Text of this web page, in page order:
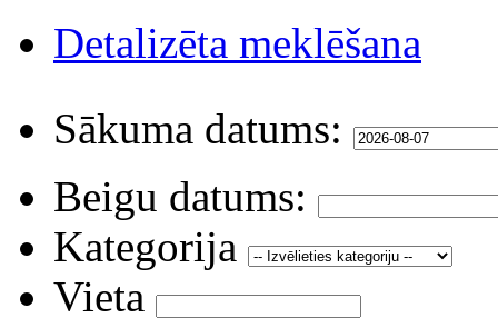
Detalizēta meklēšana
Sākuma datums:
Beigu datums:
Kategorija
Vieta